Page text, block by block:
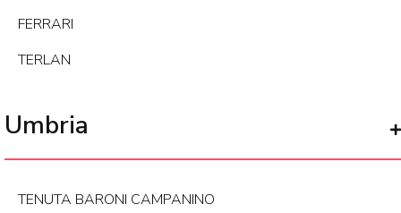
FERRARI
TERLAN
Umbria
TENUTA BARONI CAMPANINO